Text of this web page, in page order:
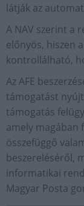
látják az
A NAV szerint a
előnyös, hiszen
kontrollálható,
Az AFE
támogatást
támogatás
amely magában
összefüggő
beszereléséről,
informatikai
Magyar Posta